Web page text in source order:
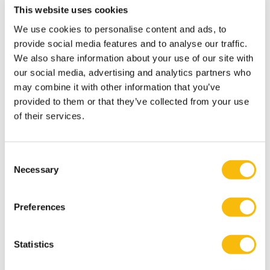
This website uses cookies
We use cookies to personalise content and ads, to
provide social media features and to analyse our traffic.
We also share information about your use of our site with
our social media, advertising and analytics partners who
may combine it with other information that you’ve
provided to them or that they’ve collected from your use
of their services.
Selection
Necessary
Preferences
Statistics
boost to European tax supervision ".
Meest relevante publicaties
2019_ Company Management’s and Auditor’s
Reporting on Going Concern: Discussion of the
Current International Regulatory Framework
/Woudenberg, Van der Hel en Kamerling.
International
2019_Herijking Horizontaal Toezicht: noodzakelijk
(Tijdschrift voor Toezicht 2019-1).
2019_Online Platforms: A Market place for Tax Fraud? /
van der Hel and Griffioen (Intertax, volume 47, Issue 4)
2018_Corporate tax compliance: Is a change towards